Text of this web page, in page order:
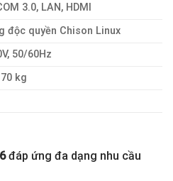
3.0, LAN, HDMI
độc quyền Chison Linux
50/60Hz
kg
đáp ứng đa dạng nhu cầu